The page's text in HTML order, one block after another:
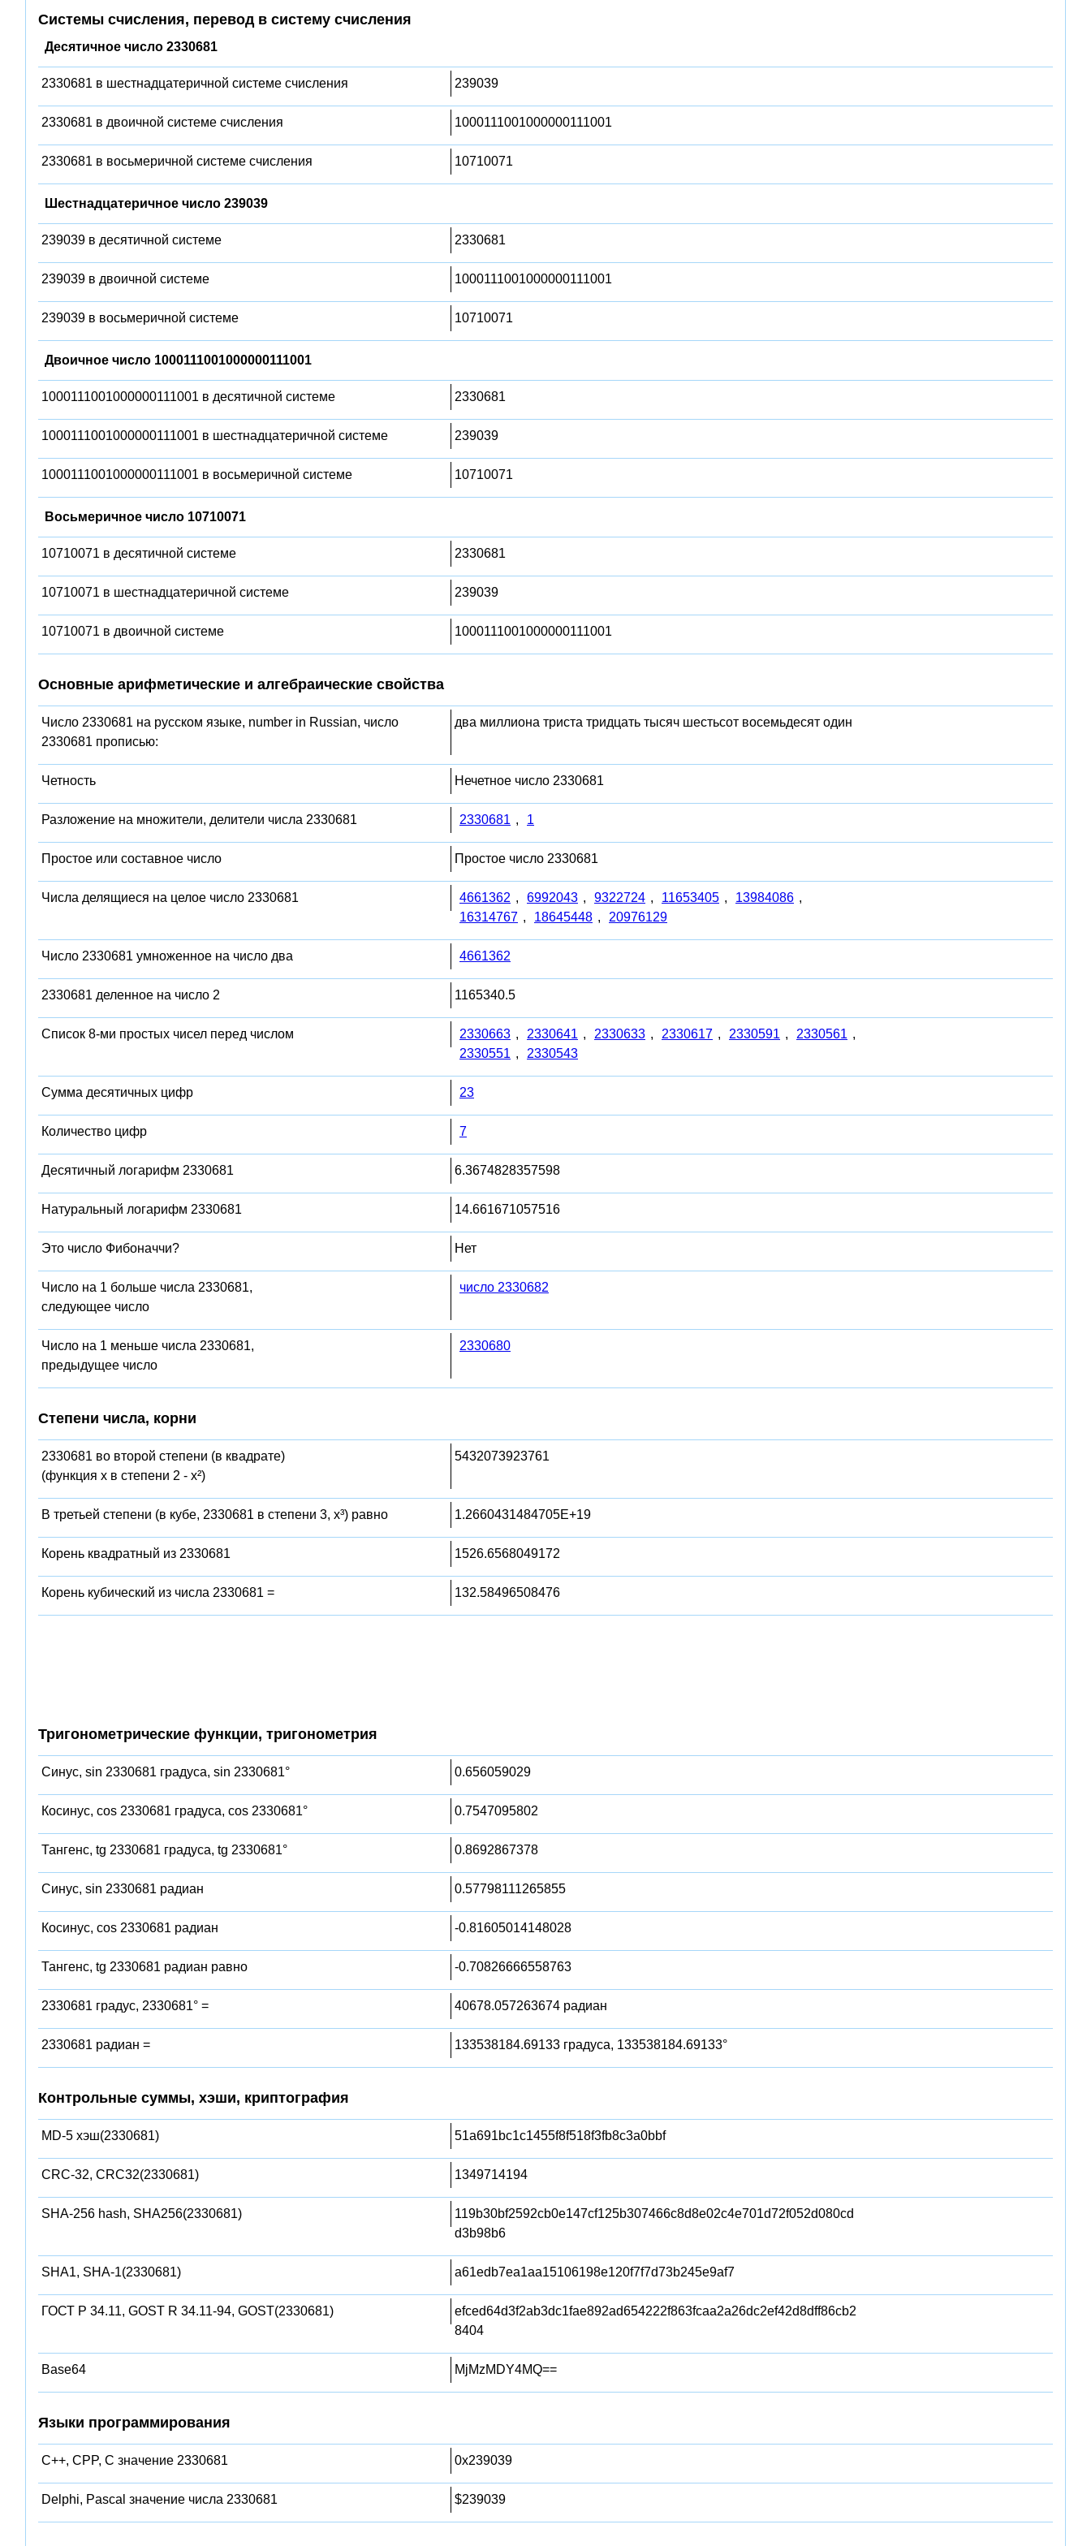
Системы счисления, перевод в систему счисления
Десятичное число 2330681
2330681 в шестнадцатеричной системе счисления 239039
2330681 в двоичной системе счисления 1000111001000000111001
2330681 в восьмеричной системе счисления 10710071
Шестнадцатеричное число 239039
239039 в десятичной системе 2330681
239039 в двоичной системе 1000111001000000111001
239039 в восьмеричной системе 10710071
Двоичное число 1000111001000000111001
1000111001000000111001 в десятичной системе 2330681
1000111001000000111001 в шестнадцатеричной системе 239039
1000111001000000111001 в восьмеричной системе 10710071
Восьмеричное число 10710071
10710071 в десятичной системе 2330681
10710071 в шестнадцатеричной системе 239039
10710071 в двоичной системе 1000111001000000111001
Основные арифметические и алгебраические свойства
Число 2330681 на русском языке, number in Russian, число
2330681 прописью:
два миллиона триста тридцать тысяч шестьсот восемьдесят один
Четность Нечетное число 2330681
Разложение на множители, делители числа 2330681 2330681 , 1
Простое или составное число Простое число 2330681
Числа делящиеся на целое число 2330681 4661362 , 6992043 , 9322724 , 11653405 , 13984086 ,
16314767 , 18645448 , 20976129
Число 2330681 умноженное на число два 4661362
2330681 деленное на число 2 1165340.5
Список 8-ми простых чисел перед числом 2330663 , 2330641 , 2330633 , 2330617 , 2330591 , 2330561 ,
2330551 , 2330543
Сумма десятичных цифр 23
Количество цифр 7
Десятичный логарифм 2330681 6.3674828357598
Натуральный логарифм 2330681 14.661671057516
Это число Фибоначчи? Нет
Число на 1 больше числа 2330681,
следующее число
число 2330682
Число на 1 меньше числа 2330681,
предыдущее число
2330680
Степени числа, корни
2330681 во второй степени (в квадрате)
(функция x в степени 2 - x²)
5432073923761
В третьей степени (в кубе, 2330681 в степени 3, x³) равно 1.2660431484705E+19
Корень квадратный из 2330681 1526.6568049172
Корень кубический из числа 2330681 = 132.58496508476
Тригонометрические функции, тригонометрия
Синус, sin 2330681 градуса, sin 2330681° 0.656059029
Косинус, cos 2330681 градуса, cos 2330681° 0.7547095802
Тангенс, tg 2330681 градуса, tg 2330681° 0.8692867378
Синус, sin 2330681 радиан 0.57798111265855
Косинус, cos 2330681 радиан -0.81605014148028
Тангенс, tg 2330681 радиан равно -0.70826666558763
2330681 градус, 2330681° = 40678.057263674 радиан
2330681 радиан = 133538184.69133 градуса, 133538184.69133°
Контрольные суммы, хэши, криптография
MD-5 хэш(2330681) 51a691bc1c1455f8f518f3fb8c3a0bbf
CRC-32, CRC32(2330681) 1349714194
SHA-256 hash, SHA256(2330681)
119b30bf2592cb0e147cf125b307466c8d8e02c4e701d72f052d080cd
d3b98b6
SHA1, SHA-1(2330681) a61edb7ea1aa15106198e120f7f7d73b245e9af7
ГОСТ Р 34.11, GOST R 34.11-94, GOST(2330681)
efced64d3f2ab3dc1fae892ad654222f863fcaa2a26dc2ef42d8dff86cb2
8404
Base64 MjMzMDY4MQ==
Языки программирования
C++, CPP, C значение 2330681 0x239039
Delphi, Pascal значение числа 2330681 $239039